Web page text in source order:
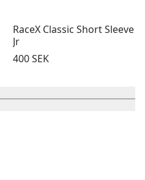
RaceX Classic Short Sleeve
Jr
Pris:
400 SEK